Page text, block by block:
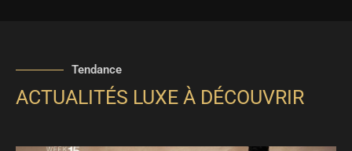
Tendance
ACTUALITÉS LUXE À DÉCOUVRIR